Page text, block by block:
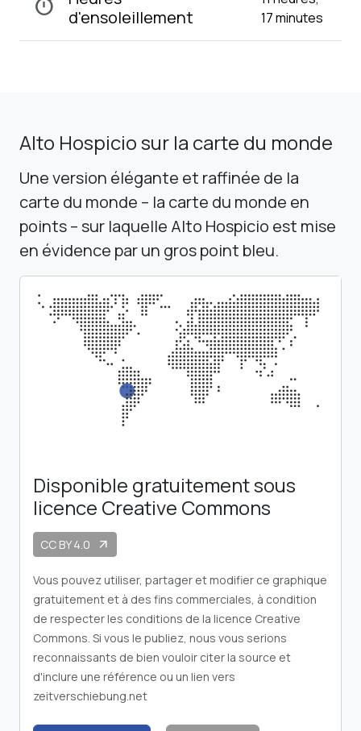
d'ensoleillement
17 minutes
Alto Hospicio sur la carte du monde
Une version élégante et raffinée de la
carte du monde – la carte du monde en
points – sur laquelle Alto Hospicio est mise
en évidence par un gros point bleu.
Disponible gratuitement sous
licence Creative Commons
CC BY 4.0 arrow_outward
Vous pouvez utiliser, partager et modifier ce graphique
gratuitement et à des fins commerciales, à condition
de respecter les conditions de la licence Creative
Commons. Si vous le publiez, nous vous serions
reconnaissants de bien vouloir citer la source et
d'inclure une référence ou un lien vers
zeitverschiebung.net